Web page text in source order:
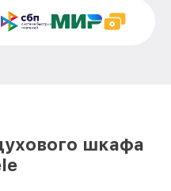
Miele от 900₽
шкафа